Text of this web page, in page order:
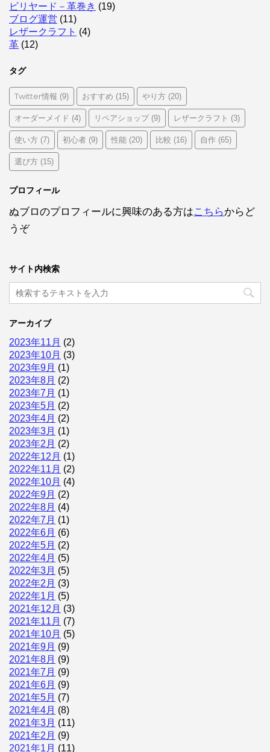
ビリヤード－革巻き (19)
ブログ運営 (11)
レザークラフト (4)
革 (12)
タグ
Twitter情報 (9) おすすめ (15) やり方 (20)
オーダーメイド (4) リペアショップ(9) レザークラフト (3)
使い方 (7) 初心者 (9) 性能 (20) 比較 (16) 自作 (65)
選び方 (15)
プロフィール
ぬブロのプロフィールに興味のある方はこちらからど
うぞ
サイト内検索
アーカイブ
2023年11月 (2)
2023年10月 (3)
2023年9月 (1)
2023年8月 (2)
2023年7月 (1)
2023年5月 (2)
2023年4月 (2)
2023年3月 (1)
2023年2月 (2)
2022年12月 (1)
2022年11月 (2)
2022年10月 (4)
2022年9月 (2)
2022年8月 (4)
2022年7月 (1)
2022年6月 (6)
2022年5月 (2)
2022年4月 (5)
2022年3月 (5)
2022年2月 (3)
2022年1月 (5)
2021年12月 (3)
2021年11月 (7)
2021年10月 (5)
2021年9月 (9)
2021年8月 (9)
2021年7月 (9)
2021年6月 (9)
2021年5月 (7)
2021年4月 (8)
2021年3月 (11)
2021年2月 (9)
2021年1月 (11)